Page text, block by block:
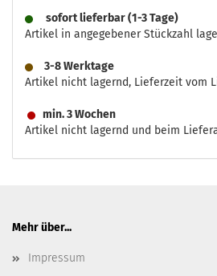
sofort lieferbar (1-3 Tage)
Artikel in angegebener Stückzahl
3-8 Werktage
Artikel nicht lagernd, Lieferzeit vom
min. 3 Wochen
Artikel nicht lagernd und beim
Mehr über...
Impressum